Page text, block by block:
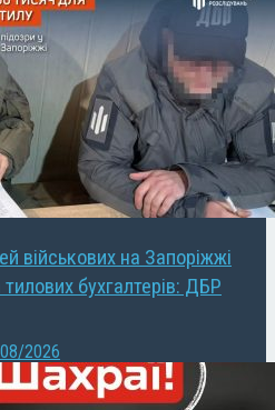
військових на Запоріжжі
бухгалтерів: ДБР
2026